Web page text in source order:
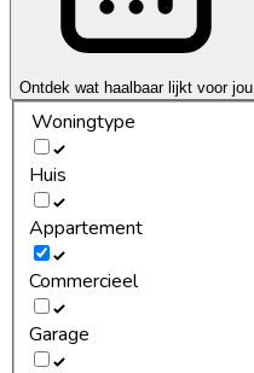
Ontdek wat haalbaar lijkt voor jou
Woningtype
Huis
Appartement
Commercieel
Garage